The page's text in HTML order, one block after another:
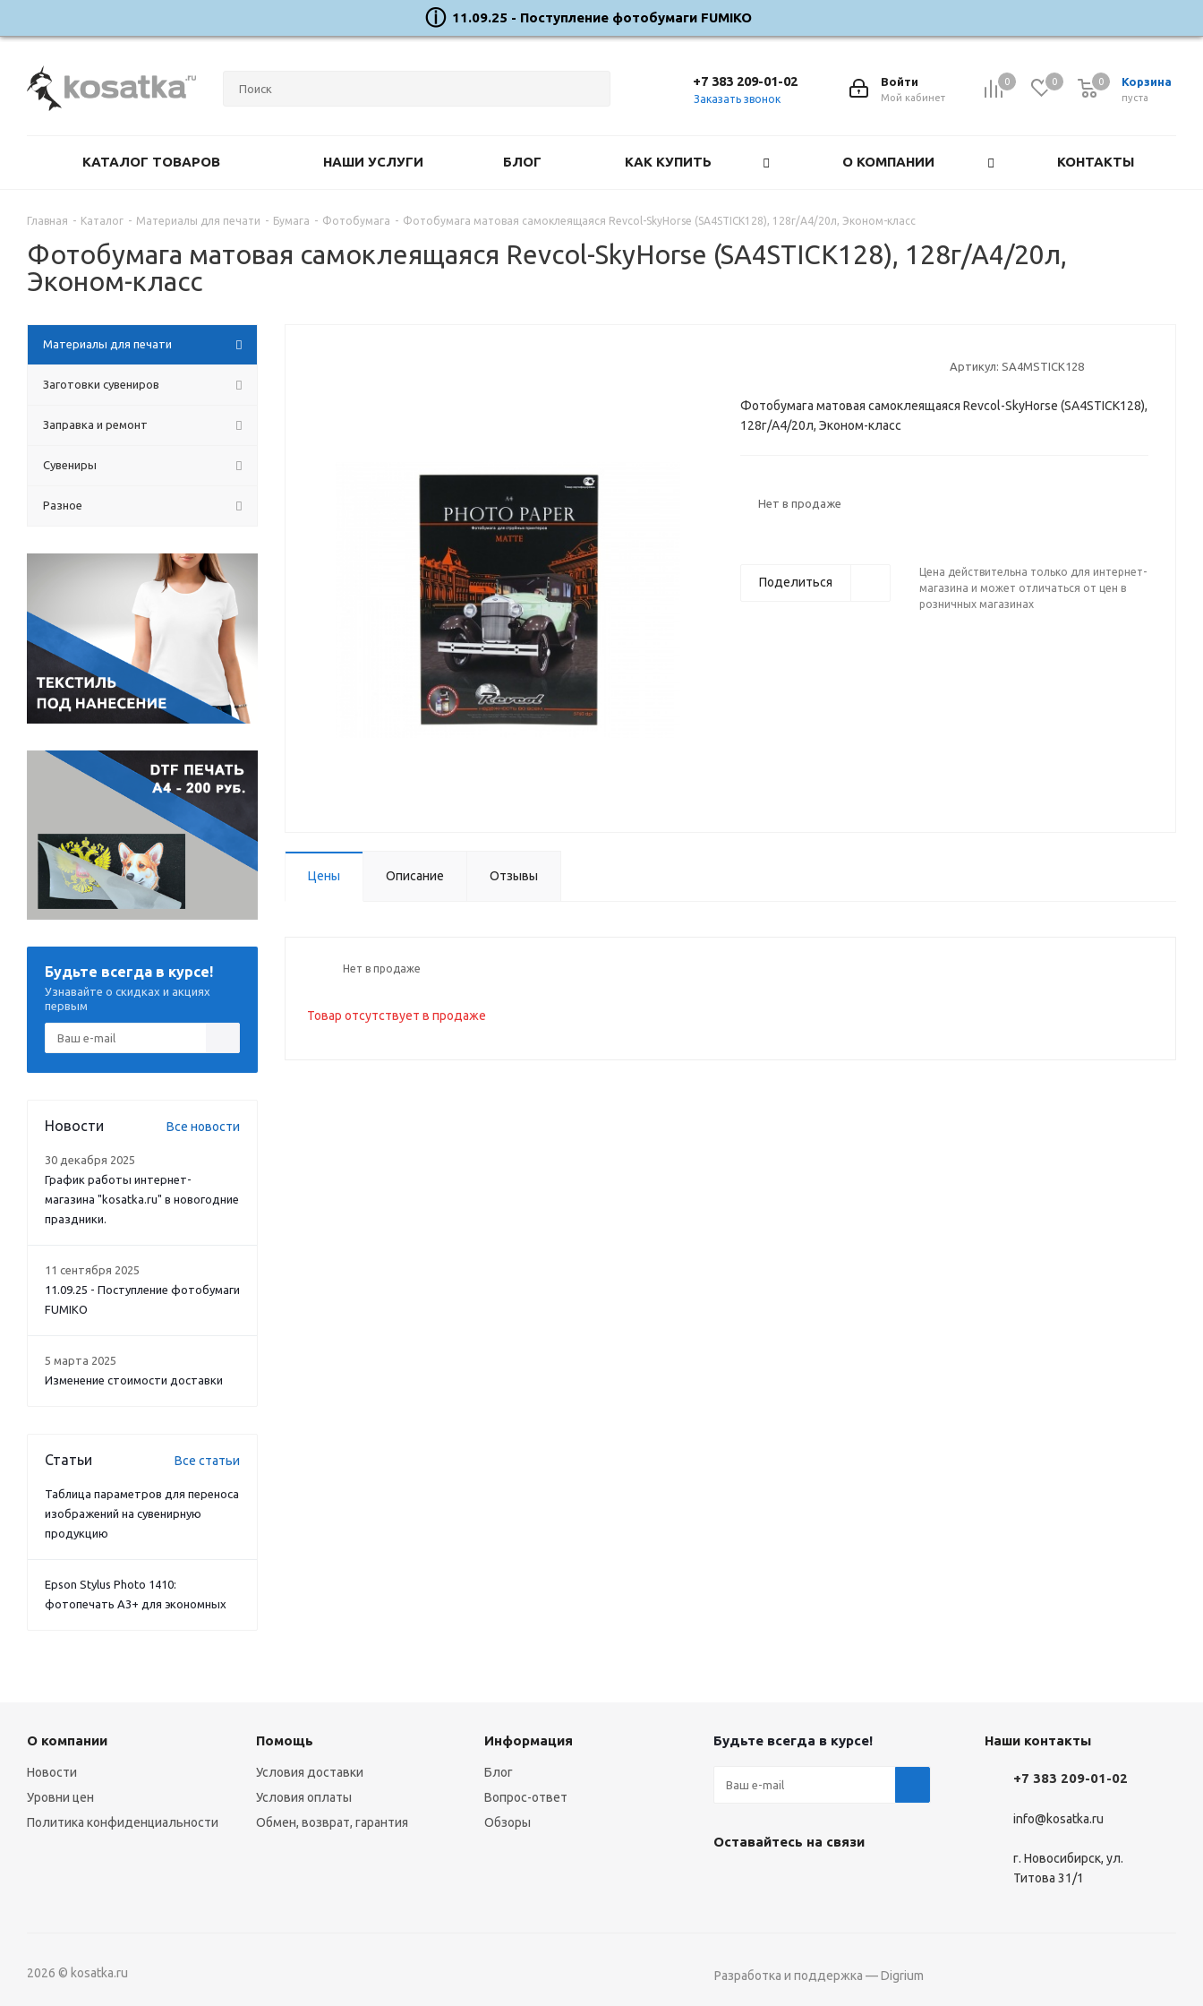
11.09.25 - Поступление фотобумаги FUMIKO
0 0 Корзина
0
пуста
0
Войти
Мой кабинет
+7 383 209-01-02
Заказать звонок
КАТАЛОГ ТОВАРОВ НАШИ УСЛУГИ БЛОГ КАК КУПИТЬ О КОМПАНИИ КОНТАКТЫ
Главная - Каталог - Материалы для печати - Бумага - Фотобумага - Фотобумага матовая самоклеящаяся Revcol-SkyHorse (SA4STICK128), 128г/А4/20л, Эконом-класс
Фотобумага матовая самоклеящаяся Revcol-SkyHorse (SA4STICK128), 128г/А4/20л,
Эконом-класс
Артикул: SA4MSTICK128
Фотобумага матовая самоклеящаяся Revcol-SkyHorse (SA4STICK128),
128г/А4/20л, Эконом-класс
Нет в продаже
Поделиться
Цена действительна только для интернет-
магазина и может отличаться от цен в
розничных магазинах
Цены Описание Отзывы
Нет в продаже
Товар отсутствует в продаже
Материалы для печати
Заготовки сувениров
Заправка и ремонт
Сувениры
Разное
Будьте всегда в курсе!
Узнавайте о скидках и акциях
первым
Новости Все новости
30 декабря 2025
График работы интернет-
магазина "kosatka.ru" в новогодние
праздники.
11 сентября 2025
11.09.25 - Поступление фотобумаги
FUMIKO
5 марта 2025
Изменение стоимости доставки
Статьи Все статьи
Таблица параметров для переноса
изображений на сувенирную
продукцию
Epson Stylus Photo 1410:
фотопечать А3+ для экономных
О компании
Новости
Уровни цен
Политика конфиденциальности
Помощь
Условия доставки
Условия оплаты
Обмен, возврат, гарантия
Информация
Блог
Вопрос-ответ
Обзоры
Будьте всегда в курсе!
Оставайтесь на связи
Наши контакты
+7 383 209-01-02
info@kosatka.ru
г. Новосибирск, ул.
Титова 31/1
2026 © kosatka.ru Разработка и поддержка — Digrium